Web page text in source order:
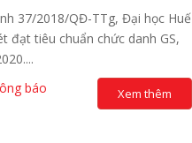
37/2018/QĐ-TTg, Đại học Huế
đạt tiêu chuẩn chức danh GS,
báo Xem thêm